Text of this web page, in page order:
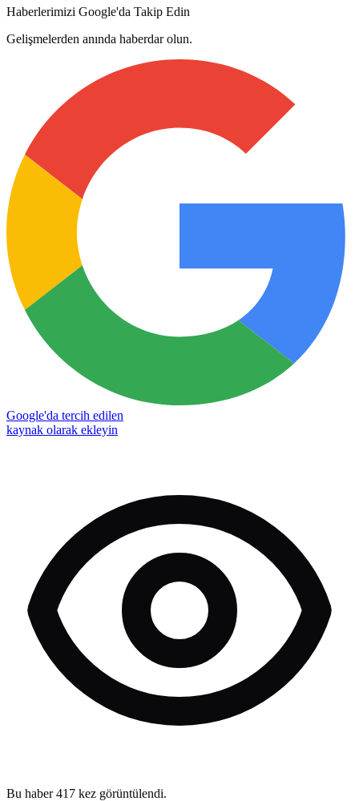
Haberlerimizi Google'da Takip Edin
Gelişmelerden anında haberdar olun.
Google'da tercih edilen
kaynak olarak ekleyin
Bu haber417 kez görüntülendi.